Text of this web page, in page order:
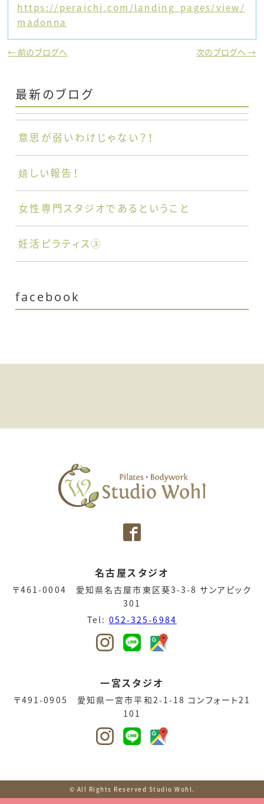
https://peraichi.com/landing_pages/view/
madonna
← 前のブログへ 次のブログへ →
最新のブログ
意思が弱いわけじゃない？！
嬉しい報告！
女性専門スタジオであるということ
妊活ピラティス③
facebook
名古屋スタジオ
〒461-0004 愛知県名古屋市東区葵3-3-8 サンアピック
301
Tel: 052-325-6984
一宮スタジオ
〒491-0905 愛知県一宮市平和2-1-18 コンフォート21
101
© All Rights Reserved Studio Wohl.